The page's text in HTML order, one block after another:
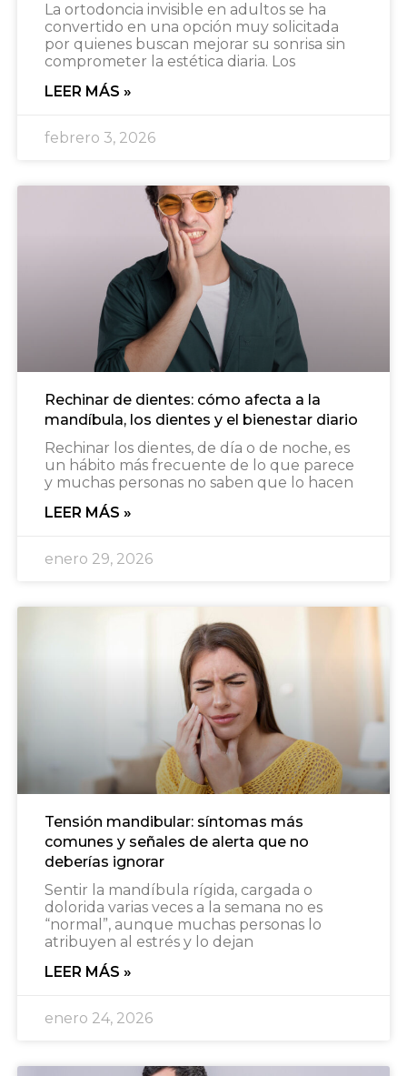
La ortodoncia invisible en adultos se ha
convertido en una opción muy solicitada
por quienes buscan mejorar su sonrisa sin
comprometer la estética diaria. Los
LEER MÁS »
febrero 3, 2026
Rechinar de dientes: cómo afecta a la
mandíbula, los dientes y el bienestar diario
Rechinar los dientes, de día o de noche, es
un hábito más frecuente de lo que parece
y muchas personas no saben que lo hacen
LEER MÁS »
enero 29, 2026
Tensión mandibular: síntomas más
comunes y señales de alerta que no
deberías ignorar
Sentir la mandíbula rígida, cargada o
dolorida varias veces a la semana no es
“normal”, aunque muchas personas lo
atribuyen al estrés y lo dejan
LEER MÁS »
enero 24, 2026